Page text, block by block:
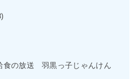
の放送 羽黒っ子じゃんけん